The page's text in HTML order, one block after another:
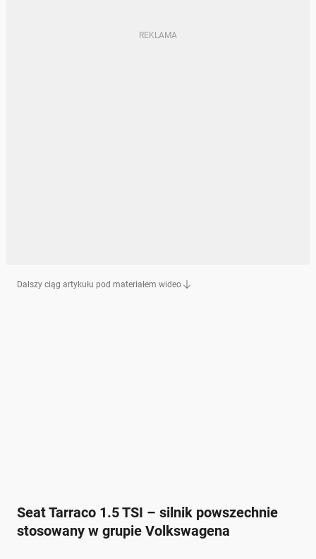
Dalszy ciąg artykułu pod materiałem wideo
Seat Tarraco 1.5 TSI – silnik powszechnie
stosowany w grupie Volkswagena